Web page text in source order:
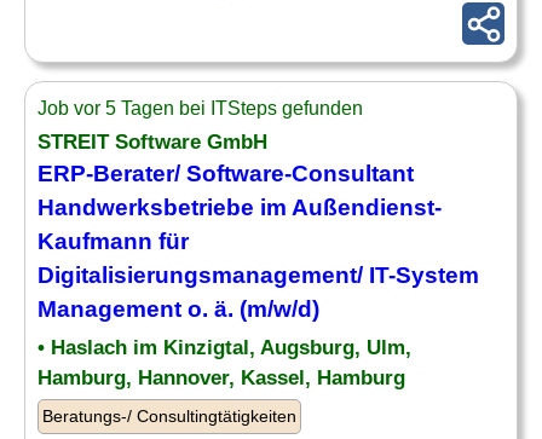
Job vor 5 Tagen bei ITSteps gefunden
STREIT Software GmbH
ERP-Berater/ Software-Consultant
Handwerksbetriebe im Außendienst-
Kaufmann für
Digitalisierungsmanagement/ IT-System
Management o. ä. (m/w/d)
• Haslach im Kinzigtal, Augsburg, Ulm,
Hamburg, Hannover, Kassel, Hamburg
Beratungs-/ Consultingtätigkeiten